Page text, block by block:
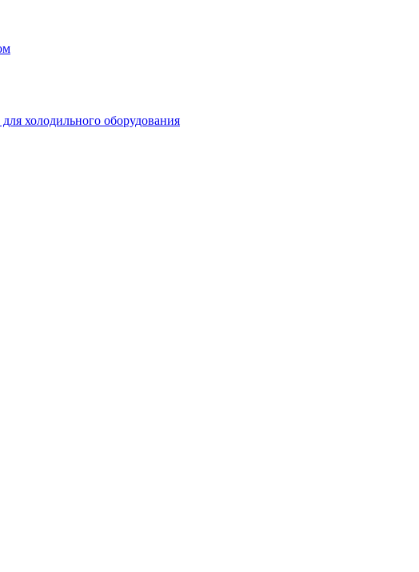
холодильного оборудования